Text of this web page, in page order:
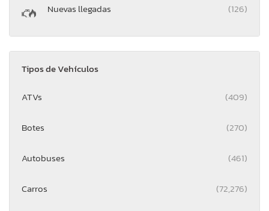
Nuevas llegadas (126)
Tipos de Vehículos
ATVs (409)
Botes (270)
Autobuses (461)
Carros (72,276)